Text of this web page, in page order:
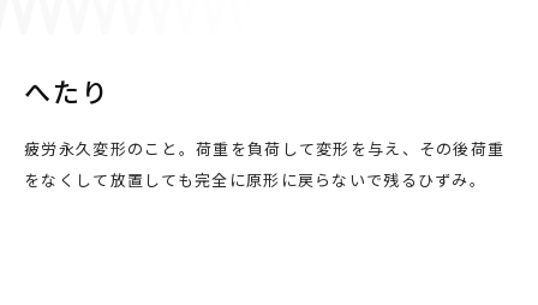
サステナビリティ
株主・投資家情報
へたり
疲労永久変形のこと。荷重を負荷して変形を与え、その後荷重
をなくして放置しても完全に原形に戻らないで残るひずみ。